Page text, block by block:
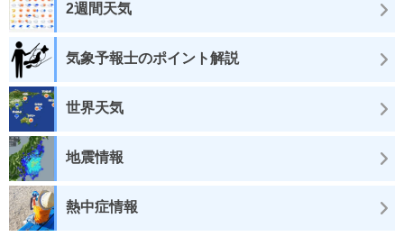
2週間天気
気象予報士のポイント解説
世界天気
地震情報
熱中症情報